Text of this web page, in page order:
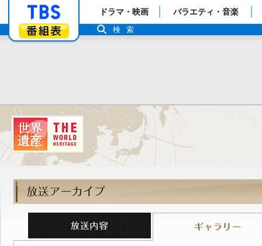
「TBSテレビ」トップページ
番組表
ドラマ・映画 バラエティ・音楽
検索